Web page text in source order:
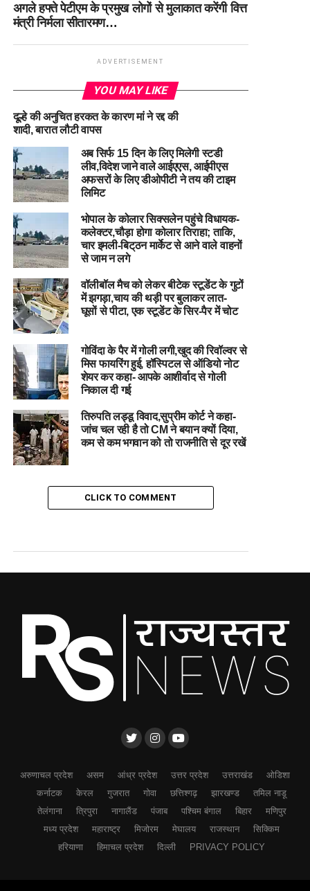
अगले हफ्ते पेटीएम के प्रमुख लोगों से मुलाकात करेंगी वित्त
मंत्री निर्मला सीतारमण…
ADVERTISEMENT
YOU MAY LIKE
दूल्हे की अनुचित हरकत के कारण मां ने रद्द की
शादी, बारात लौटी वापस
अब सिर्फ 15 दिन के लिए मिलेगी स्टडी
लीव,विदेश जाने वाले आईएएस, आईपीएस
अफसरों के लिए डीओपीटी ने तय की टाइम
लिमिट
भोपाल के कोलार सिक्सलेन पहुंचे विधायक-
कलेक्टर,चौड़ा होगा कोलार तिराहा; ताकि,
चार इमली-बिट्‌ठन मार्केट से आने वाले वाहनों
से जाम न लगे
वॉलीबॉल मैच को लेकर बीटेक ​​​​​​​स्टूडेंट के गुटों
में झगड़ा,चाय की थड़ी पर बुलाकर लात-
घूसों से पीटा, एक स्टूडेंट के सिर-पैर में चोट
गोविंदा के पैर में गोली लगी,खुद की रिवॉल्वर से
मिस फायरिंग हुई, हॉस्पिटल से ऑडियो नोट
शेयर कर कहा- आपके आशीर्वाद से गोली
निकाल दी गई
तिरुपति लड्डू विवाद,सुप्रीम कोर्ट ने कहा-
जांच चल रही है तो CM ने बयान क्यों दिया,
कम से कम भगवान को तो राजनीति से दूर रखें
CLICK TO COMMENT
अरुणाचल प्रदेश असम आंध्र प्रदेश उत्तर प्रदेश उत्तराखंड
ओडिशा
कर्नाटक
केरल गुजरात गोवा छत्तिश्गढ़ झारखण्ड
तमिल नाडू
तेलंगाना
त्रिपुरा नागालैंड पंजाब पश्चिम बंगाल बिहार
मणिपुर
मध्य प्रदेश
महाराष्ट्र मिजोरम मेघालय राजस्थान
सिक्किम
हरियाणा
हिमाचल प्रदेश दिल्ली PRIVACY POLICY